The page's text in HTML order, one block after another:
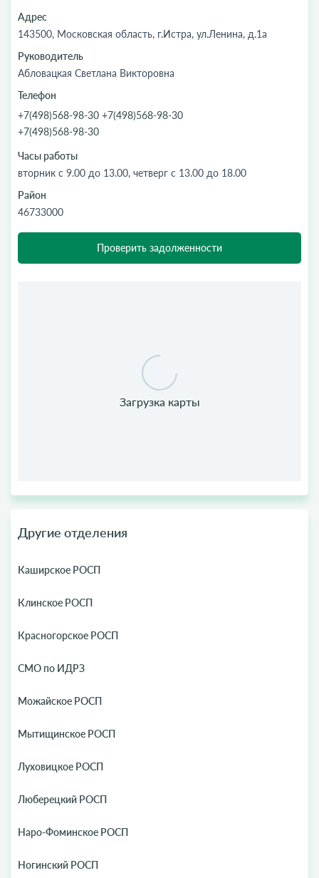
Адрес
143500, Московская область, г.Истра, ул.Ленина, д.1а
Руководитель
Абловацкая Светлана Викторовна
Телефон
+7(498)568-98-30 +7(498)568-98-30
+7(498)568-98-30
Часы работы
вторник с 9.00 до 13.00, четверг с 13.00 до 18.00
Район
46733000
Проверить задолженности
Другие отделения
Каширское РОСП
Клинское РОСП
Красногорское РОСП
СМО по ИДРЗ
Можайское РОСП
Мытищинское РОСП
Луховицкое РОСП
Люберецкий РОСП
Наро-Фоминское РОСП
Ногинский РОСП